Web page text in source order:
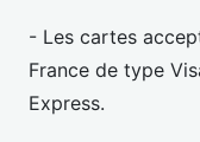
- Les cartes
France de type
Express.